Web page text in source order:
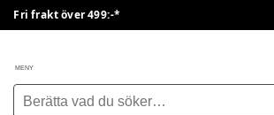
Fri frakt över 499:-*
MENY